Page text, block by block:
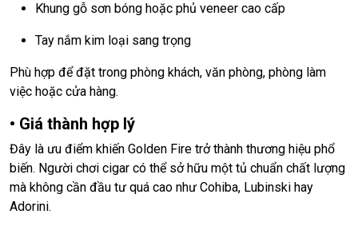
Khung gỗ sơn bóng hoặc phủ veneer cao cấp
Tay nắm kim loại sang trọng
Phù hợp để đặt trong phòng khách, văn phòng, phòng làm
việc hoặc cửa hàng.
• Giá thành hợp lý
Đây là ưu điểm khiến Golden Fire trở thành thương hiệu phổ
biến. Người chơi cigar có thể sở hữu một tủ chuẩn chất lượng
mà không cần đầu tư quá cao như Cohiba, Lubinski hay
Adorini.